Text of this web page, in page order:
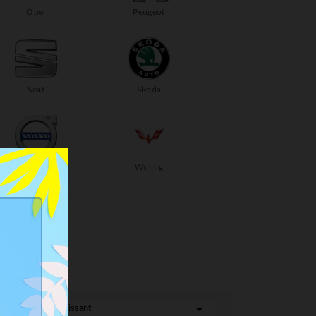
Opel Peugeot
Seat Skoda
Volvo Wuling
Prix, croissant 